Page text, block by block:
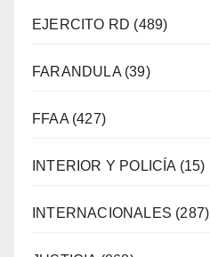
EJERCITO RD (489)
FARANDULA(39)
FFAA(427)
INTERIOR Y POLICÍA (15)
INTERNACIONALES (287)